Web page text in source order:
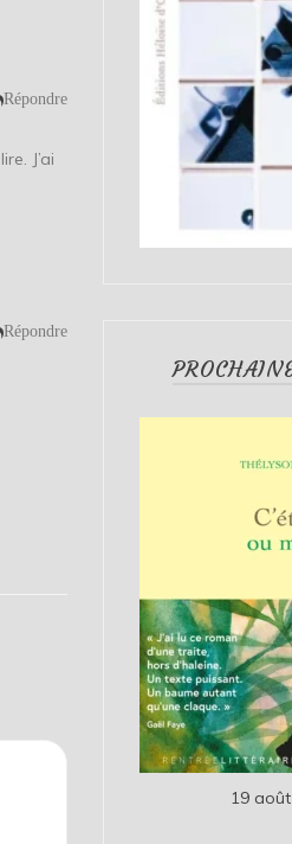
Répondre
J’ai
Répondre
19 août